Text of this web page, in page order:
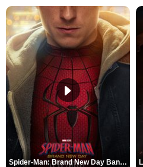
Spider-Man: Brand New Day Bande-annonce VO STFR